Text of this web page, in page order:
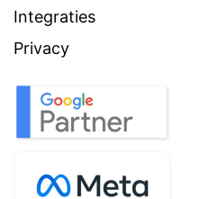
Integraties
Privacy